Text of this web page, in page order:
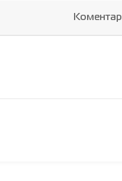
Коментар